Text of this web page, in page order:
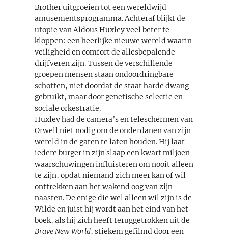
Brother uitgroeien tot een wereldwijd
amusementsprogramma. Achteraf blijkt de
utopie van Aldous Huxley veel beter te
kloppen: een heerlijke nieuwe wereld waarin
veiligheid en comfort de allesbepalende
drijfveren zijn. Tussen de verschillende
groepen mensen staan ondoordringbare
schotten, niet doordat de staat harde dwang
gebruikt, maar door genetische selectie en
sociale orkestratie.
Huxley had de camera’s en teleschermen van
Orwell niet nodig om de onderdanen van zijn
wereld in de gaten te laten houden. Hij laat
iedere burger in zijn slaap een kwart miljoen
waarschuwingen influisteren om nooit alleen
te zijn, opdat niemand zich meer kan of wil
onttrekken aan het wakend oog van zijn
naasten. De enige die wel alleen wil zijn is de
Wilde en juist hij wordt aan het eind van het
boek, als hij zich heeft teruggetrokken uit de
Brave New World, stiekem gefilmd door een